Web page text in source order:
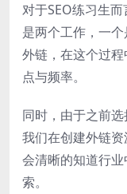
对于SEO练习生
是两个工作，一
外链，在这个过
点与频率。
同时，由于之前
我们在创建外链
会清晰的知道行
索。